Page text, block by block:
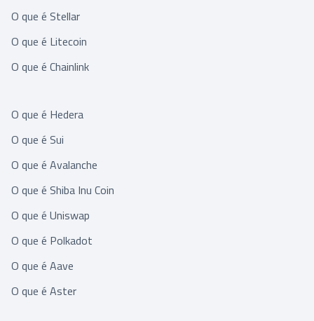
O que é Stellar
O que é Litecoin
O que é Chainlink
O que é Hedera
O que é Sui
O que é Avalanche
O que é Shiba Inu Coin
O que é Uniswap
O que é Polkadot
O que é Aave
O que é Aster